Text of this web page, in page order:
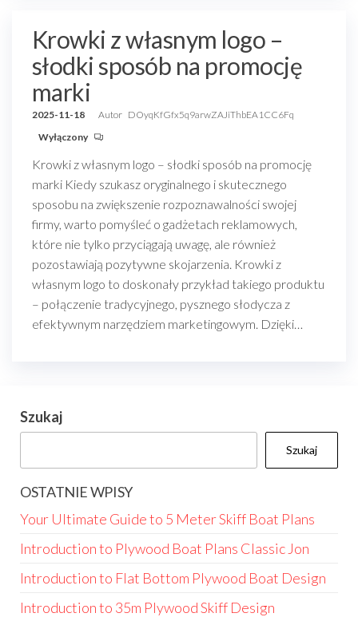
Krowki z własnym logo –
słodki sposób na promocję
marki
2025-11-18 Autor DOyqKfGfx5q9arwZAJiThbEA1CC6Fq
Wyłączony
Krowki z własnym logo – słodki sposób na promocję
marki Kiedy szukasz oryginalnego i skutecznego
sposobu na zwiększenie rozpoznawalności swojej
firmy, warto pomyśleć o gadżetach reklamowych,
które nie tylko przyciągają uwagę, ale również
pozostawiają pozytywne skojarzenia. Krowki z
własnym logo to doskonały przykład takiego produktu
– połączenie tradycyjnego, pysznego słodycza z
efektywnym narzędziem marketingowym. Dzięki…
Szukaj
Szukaj
OSTATNIE WPISY
Your Ultimate Guide to 5 Meter Skiff Boat Plans
Introduction to Plywood Boat Plans Classic Jon
Introduction to Flat Bottom Plywood Boat Design
Introduction to 35m Plywood Skiff Design